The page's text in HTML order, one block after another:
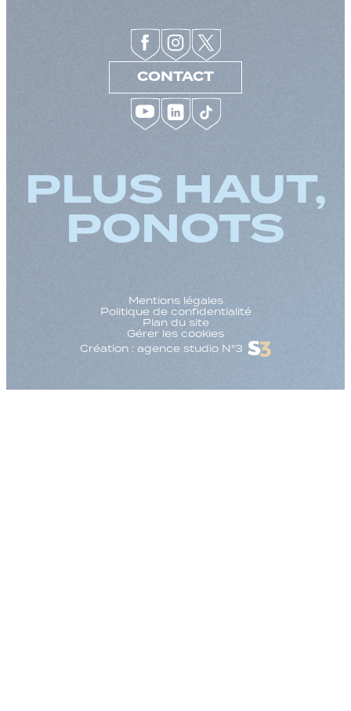
CONTACT
PLUS HAUT,
PONOTS
Mentions légales
Politique de confidentialité
Plan du site
Gérer les cookies
Création : agence studio N°3